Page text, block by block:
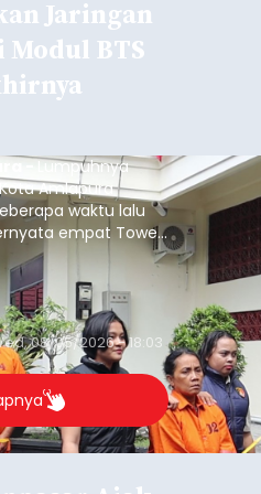
Jaringan
BTS
-Lumpuhnya
Amlapura
waktu lalu
empat Tower
berbeda di
maling,
signal yang
itu hilang dicuri.
08/05/2026 - 18:03